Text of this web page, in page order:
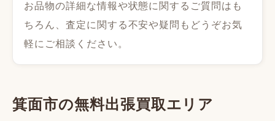
お品物の詳細な情報や状態に関するご質問はも
ちろん、査定に関する不安や疑問もどうぞお気
軽にご相談ください。
箕面市の無料出張買取エリア